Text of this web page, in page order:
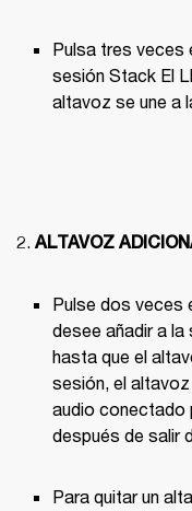
Pulsa tres veces
sesión Stack El
altavoz se une a
ALTAVOZ
Pulse dos veces
desee añadir a la
hasta que el
sesión, el
audio conectado
después de salir
Para quitar un